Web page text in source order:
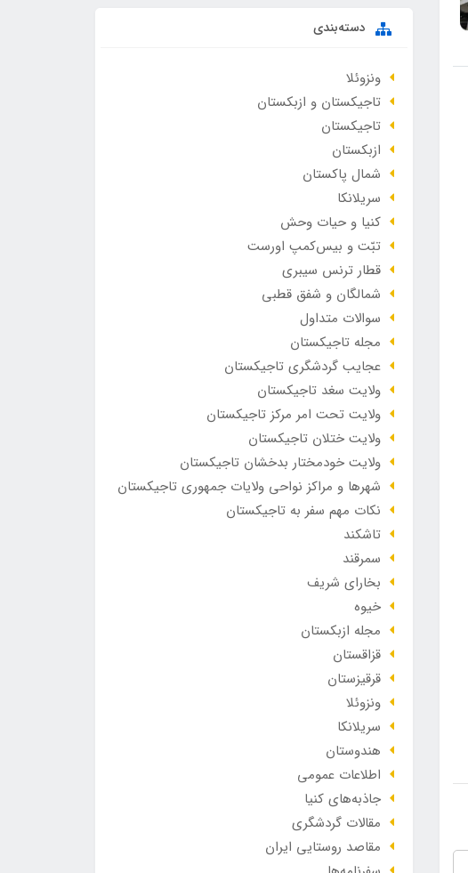
دسته‌بندی
ونزوئلا
تاجیکستان و ازبکستان
تاجیکستان
ازبکستان
شمال پاکستان
سریلانکا
کنیا و حیات وحش
تبّت و بیس‌کمپ اورست
قطار ترنس سیبری
شمالگان و شفق قطبی
سوالات متداول
مجله تاجیکستان
عجایب گردشگری تاجیکستان
ولایت سغد تاجیکستان
ولایت تحت امر مرکز تاجیکستان
ولایت ختلان تاجیکستان
ولایت خودمختار بدخشان تاجیکستان
شهرها و مراکز نواحی ولایات جمهوری تاجیکستان
نکات مهم سفر به تاجیکستان
تاشکند
سمرقند
بخارای شریف
خیوه
مجله ازبکستان
قزاقستان
قرقیزستان
ونزوئلا
سریلانکا
هندوستان
اطلاعات عمومی
جاذبه‌های کنیا
مقالات گردشگری
مقاصد روستایی ایران